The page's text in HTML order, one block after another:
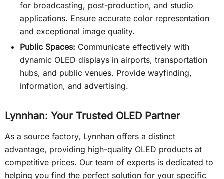
for broadcasting, post-production, and studio
applications. Ensure accurate color representation
and exceptional image quality.
Public Spaces: Communicate effectively with
dynamic OLED displays in airports, transportation
hubs, and public venues. Provide wayfinding,
information, and advertising.
Lynnhan: Your Trusted OLED Partner
As a source factory, Lynnhan offers a distinct
advantage, providing high-quality OLED products at
competitive prices. Our team of experts is dedicated to
helping you find the perfect solution for your specific